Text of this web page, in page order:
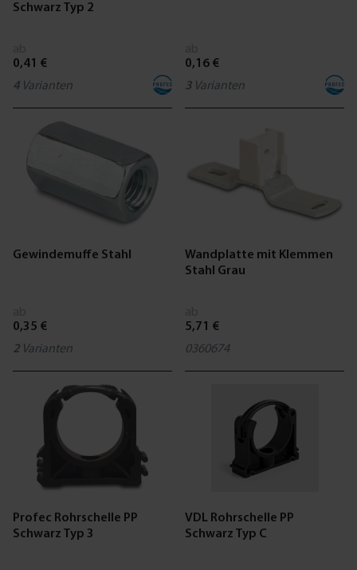
Schwarz Typ 2
0,41 €
4 Varianten
0,16 €
3 Varianten
Gewindemuffe Stahl
0,35 €
2 Varianten
Wandplatte mit Klemmen
Stahl Grau
5,71 €
0360674
Profec Rohrschelle PP
Schwarz Typ 3
VDL Rohrschelle PP
Schwarz Typ C